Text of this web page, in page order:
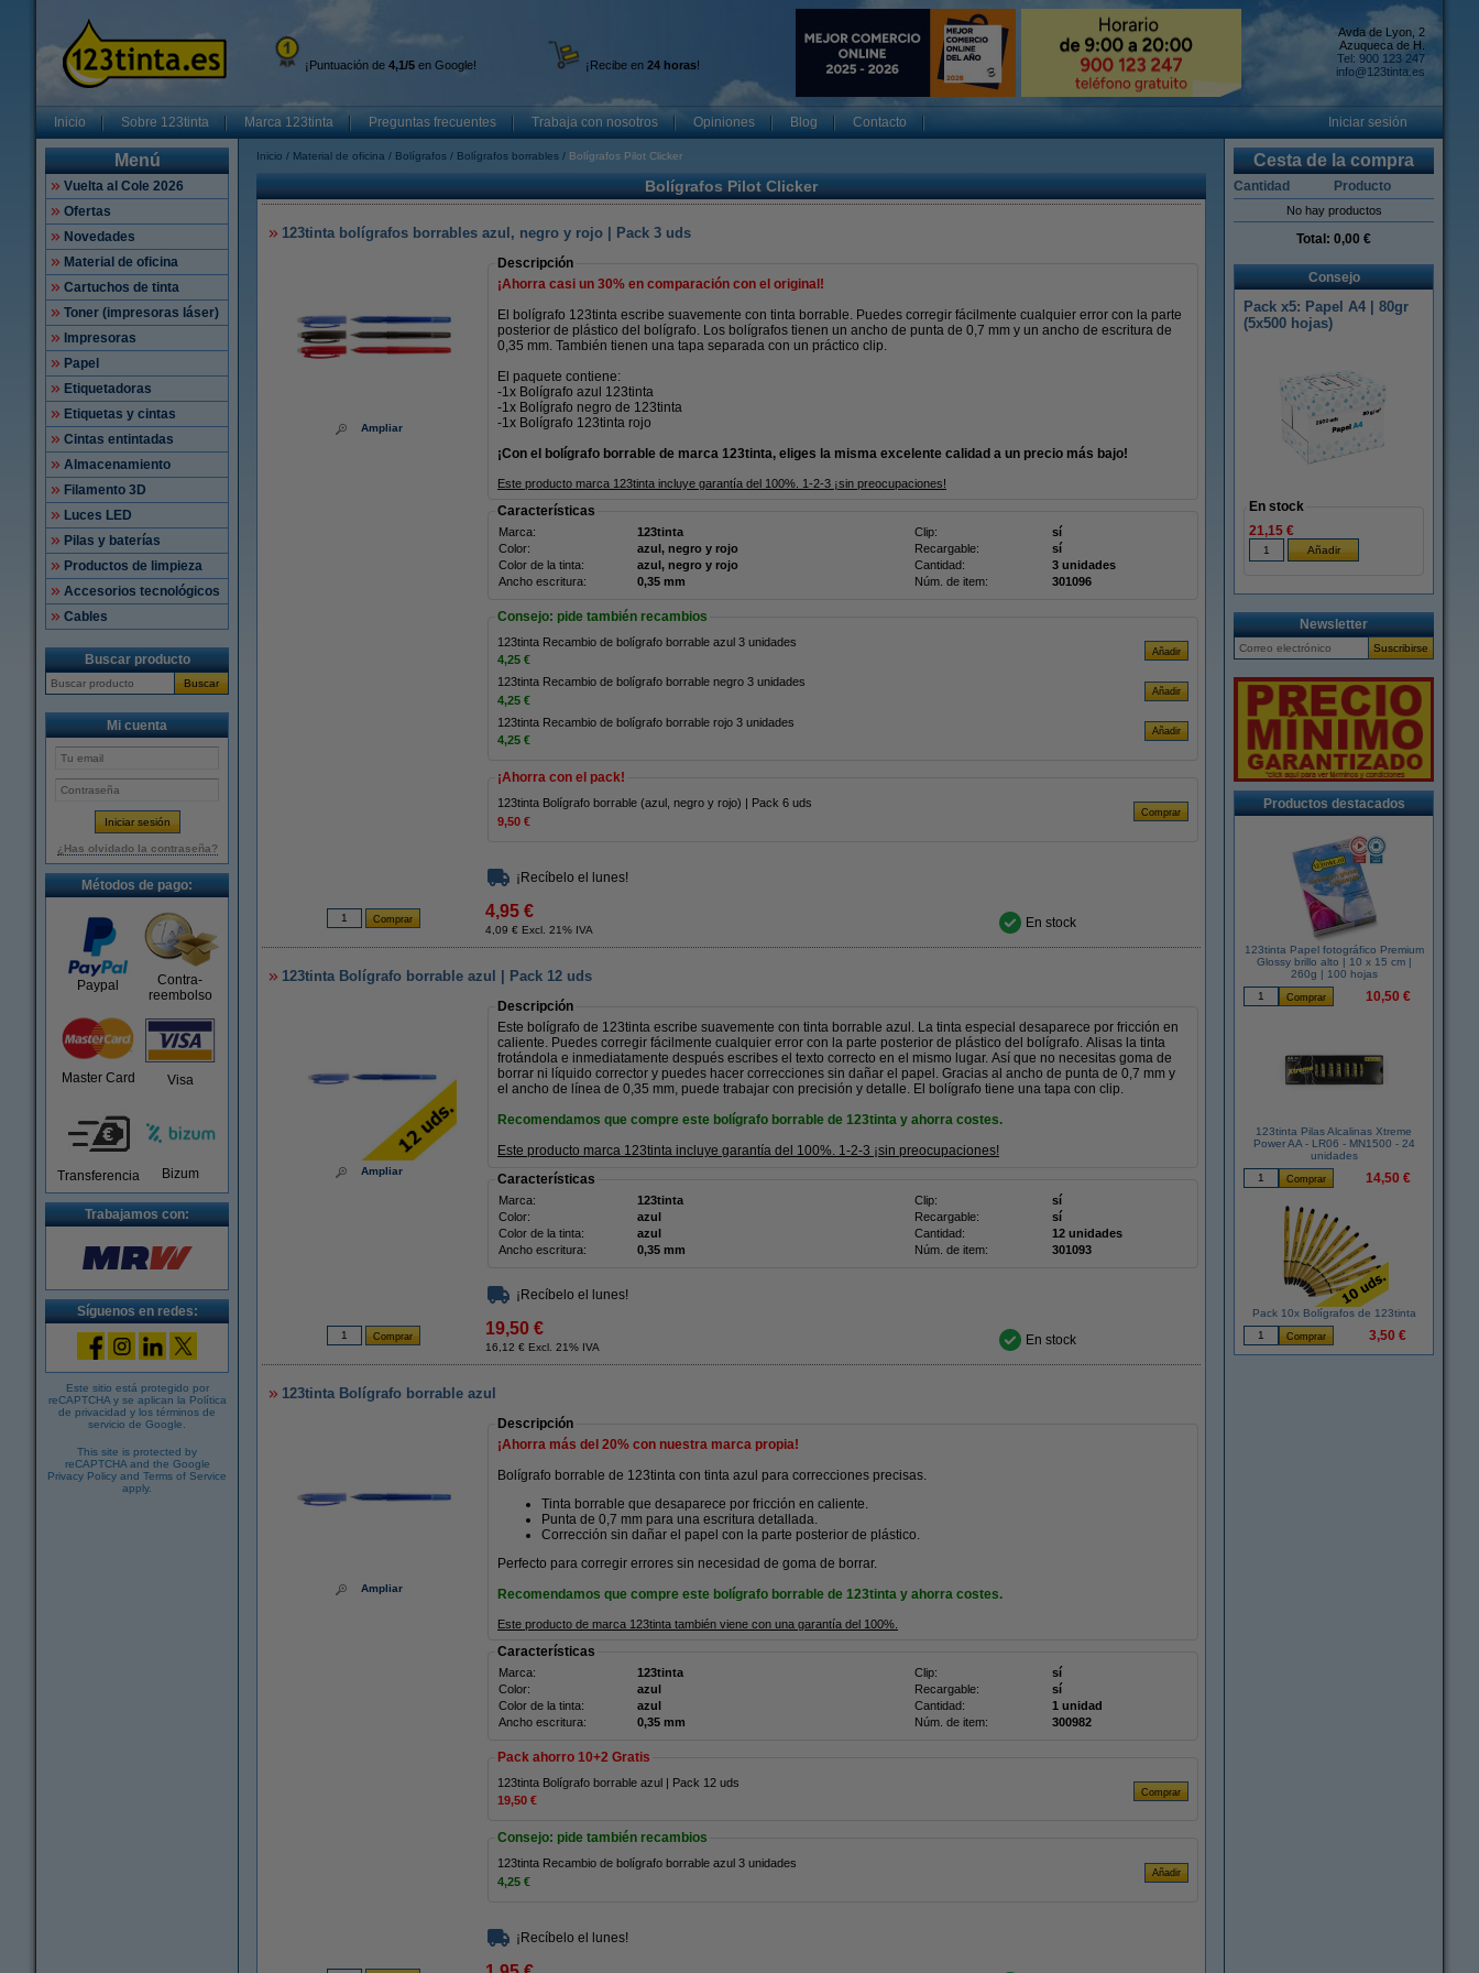
¡Puntuación de 4,1/5 en Google! ¡Recibe en 24 horas!
Avda de Lyon, 2
Azuqueca de H.
Tel: 900 123 247
info@123tinta.es
Inicio Sobre 123tinta Marca 123tinta Preguntas frecuentes Trabaja con nosotros Opiniones Blog Contacto Iniciar sesión
Menú
Vuelta al Cole 2026
Ofertas
Novedades
Material de oficina
Cartuchos de tinta
Toner (impresoras láser)
Impresoras
Papel
Etiquetadoras
Etiquetas y cintas
Cintas entintadas
Almacenamiento
Filamento 3D
Luces LED
Pilas y baterías
Productos de limpieza
Accesorios tecnológicos
Cables
Buscar producto
Buscar
Mi cuenta
¿Has olvidado la contraseña?
Métodos de pago:
Paypal
Contra-
reembolso
Master Card Visa
Transferencia Bizum
Trabajamos con:
Síguenos en redes:
Este sitio está protegido por
reCAPTCHA y se aplican la Política
de privacidad y los términos de
servicio de Google
This site is protected by
reCAPTCHA and the Google
Privacy Policy and Terms of Service
apply.
Inicio Material de oficina Bolígrafos Bolígrafos borrables Bolígrafos Pilot Clicker
Bolígrafos Pilot Clicker
123tinta bolígrafos borrables azul, negro y rojo | Pack 3 uds
Ampliar
Descripción
¡Ahorra casi un 30% en comparación con el original!
El bolígrafo 123tinta escribe suavemente con tinta borrable. Puedes corregir fácilmente cualquier error con la parte
posterior de plástico del bolígrafo. Los bolígrafos tienen un ancho de punta de 0,7 mm y un ancho de escritura de
0,35 mm. También tienen una tapa separada con un práctico clip.
El paquete contiene:
-1x Bolígrafo azul 123tinta
-1x Bolígrafo negro de 123tinta
-1x Bolígrafo 123tinta rojo
¡Con el bolígrafo borrable de marca 123tinta, eliges la misma excelente calidad a un precio más bajo!
Este producto marca 123tinta incluye garantía del 100%. 1-2-3 ¡sin preocupaciones!
Características
Marca: 123tinta Clip:
sí
Color:
azul, negro y rojo Recargable:
sí
Color de la tinta:
azul, negro y rojo Cantidad:
3 unidades
Ancho escritura:
0,35 mm Núm. de item: 301096
Consejo: pide también recambios
123tinta Recambio de bolígrafo borrable azul 3 unidades
4,25 €
123tinta Recambio de bolígrafo borrable negro 3 unidades
4,25 €
123tinta Recambio de bolígrafo borrable rojo 3 unidades
4,25 €
¡Ahorra con el pack!
123tinta Bolígrafo borrable (azul, negro y rojo) | Pack 6 uds
9,50 €
¡Recíbelo el lunes!
4,95 €
4,09 € Excl. 21% IVA En stock
123tinta Bolígrafo borrable azul | Pack 12 uds
Ampliar
Descripción
Este bolígrafo de 123tinta escribe suavemente con tinta borrable azul. La tinta especial desaparece por fricción en
caliente. Puedes corregir fácilmente cualquier error con la parte posterior de plástico del bolígrafo. Alisas la tinta
frotándola e inmediatamente después escribes el texto correcto en el mismo lugar. Así que no necesitas goma de
borrar ni líquido corrector y puedes hacer correcciones sin dañar el papel. Gracias al ancho de punta de 0,7 mm y
el ancho de línea de 0,35 mm, puede trabajar con precisión y detalle. El bolígrafo tiene una tapa con clip.
Recomendamos que compre este bolígrafo borrable de 123tinta y ahorra costes.
Este producto marca 123tinta incluye garantía del 100%. 1-2-3 ¡sin preocupaciones!
Características
Marca: 123tinta Clip:
sí
Color:
azul Recargable:
sí
Color de la tinta:
azul Cantidad:
12 unidades
Ancho escritura:
0,35 mm Núm. de item: 301093
¡Recíbelo el lunes!
19,50 €
16,12 € Excl. 21% IVA En stock
123tinta Bolígrafo borrable azul
Ampliar
Descripción
¡Ahorra más del 20% con nuestra marca propia!
Bolígrafo borrable de 123tinta con tinta azul para correcciones precisas.
Tinta borrable que desaparece por fricción en caliente.
Punta de 0,7 mm para una escritura detallada.
Corrección sin dañar el papel con la parte posterior de plástico.
Perfecto para corregir errores sin necesidad de goma de borrar.
Recomendamos que compre este bolígrafo borrable de 123tinta y ahorra costes.
Este producto de marca 123tinta también viene con una garantía del 100%.
Características
Marca: 123tinta Clip:
sí
Color:
azul Recargable:
sí
Color de la tinta:
azul Cantidad:
1 unidad
Ancho escritura:
0,35 mm Núm. de item: 300982
Pack ahorro 10+2 Gratis
123tinta Bolígrafo borrable azul | Pack 12 uds
19,50 €
Consejo: pide también recambios
123tinta Recambio de bolígrafo borrable azul 3 unidades
4,25 €
¡Recíbelo el lunes!
Cesta de la compra
Cantidad Producto
No hay productos
Total: 0,00 €
Consejo
Pack x5: Papel A4 | 80gr
(5x500 hojas)
En stock
21,15 €
Newsletter
Productos destacados
123tinta Papel fotográfico Premium
Glossy brillo alto | 10 x 15 cm |
260g | 100 hojas
10,50 €
123tinta Pilas Alcalinas Xtreme
Power AA - LR06 - MN1500 - 24
unidades
14,50 €
Pack 10x Bolígrafos de 123tinta
3,50 €